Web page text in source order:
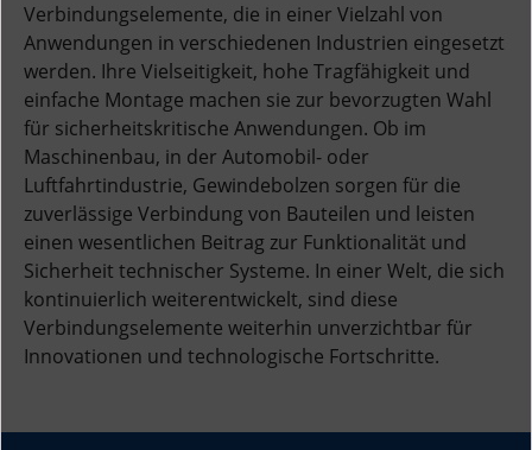
Verbindungselemente, die in einer Vielzahl von
Anwendungen in verschiedenen Industrien eingesetzt
werden. Ihre Vielseitigkeit, hohe Tragfähigkeit und
einfache Montage machen sie zur bevorzugten Wahl
für sicherheitskritische Anwendungen. Ob im
Maschinenbau, in der Automobil- oder
Luftfahrtindustrie, Gewindebolzen sorgen für die
zuverlässige Verbindung von Bauteilen und leisten
einen wesentlichen Beitrag zur Funktionalität und
Sicherheit technischer Systeme. In einer Welt, die sich
kontinuierlich weiterentwickelt, sind diese
Verbindungselemente weiterhin unverzichtbar für
Innovationen und technologische Fortschritte.